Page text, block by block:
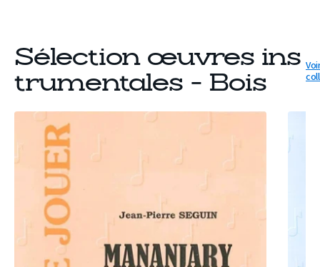
Sélection œuvres ins
trumentales - Bois
PARTITION
MANANJARY